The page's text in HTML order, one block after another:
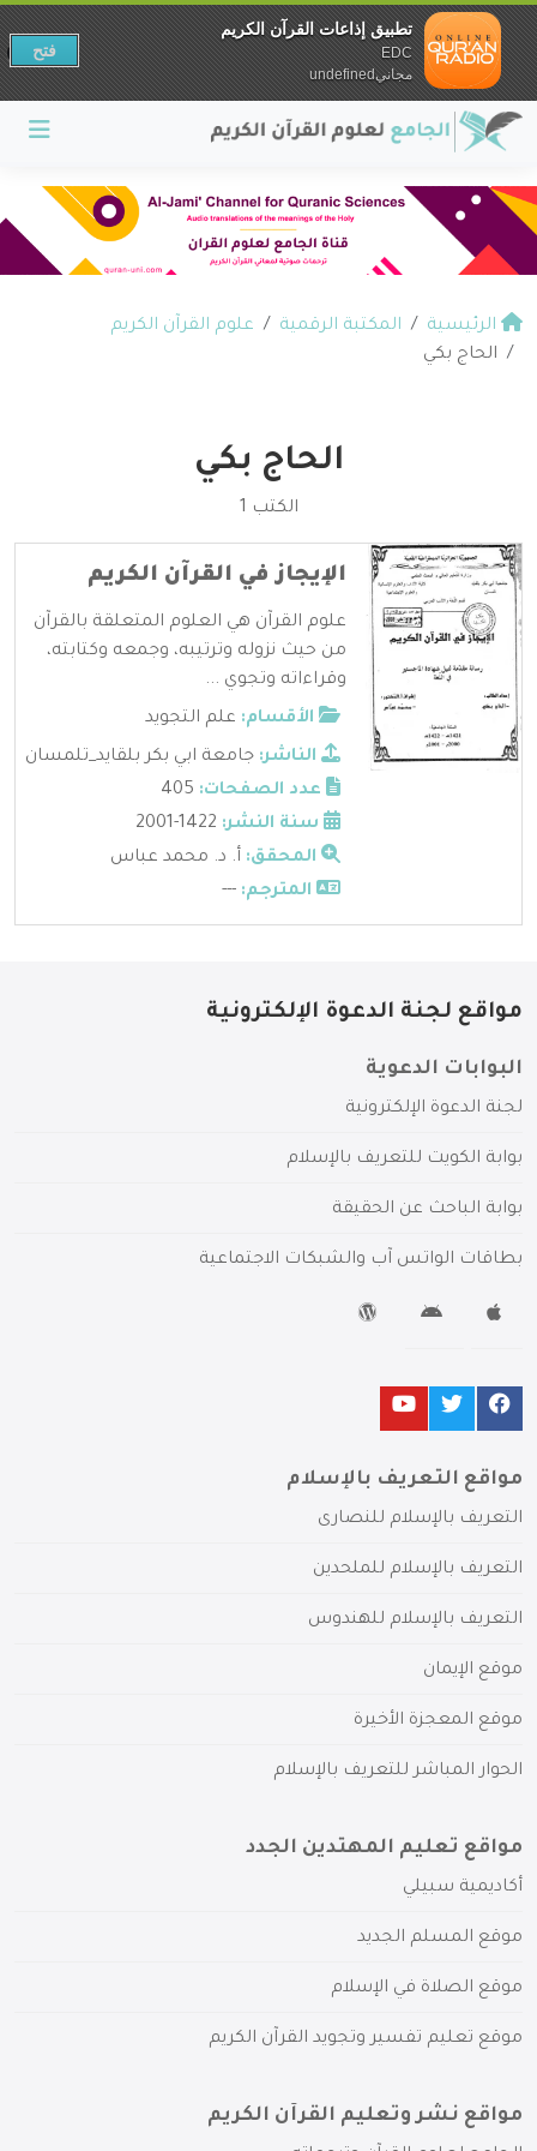
الرئيسية المكتبة الرقمية
علوم القرآن الكريم
الحاج بكي
الحاج بكي
الكتب 1
الإيجاز في القرآن الكريم
علوم القرآن هي العلوم المتعلقة بالقرآن
من حيث نزوله وترتيبه، وجمعه وكتابته،
وقراءاته وتجوي ...
الأقسام: علم التجويد
الناشر: جامعة ابي بكر بلقايد_تلمسان
عدد الصفحات:
سنة النشر:
المحقق: أ. د. محمد عباس
المترجم: ---
مواقع لجنة الدعوة الإلكترونية
البوابات الدعوية
لجنة الدعوة الإلكترونية
بوابة الكويت للتعريف بالإسلام
بوابة الباحث عن الحقيقة
بطاقات الواتس آب والشبكات الاجتماعية
مواقع التعريف بالإسلام
التعريف بالإسلام للنصارى
التعريف بالإسلام للملحدين
التعريف بالإسلام للهندوس
موقع الإيمان
موقع المعجزة الأخيرة
الحوار المباشر للتعريف بالإسلام
مواقع تعليم المهتدين الجدد
أكاديمية سبيلي
موقع المسلم الجديد
موقع الصلاة في الإسلام
موقع تعليم تفسير وتجويد القرآن الكريم
مواقع نشر وتعليم القرآن الكريم
تطبيق إذاعات القرآن الكريم
EDC
مجانيundefined
فتح